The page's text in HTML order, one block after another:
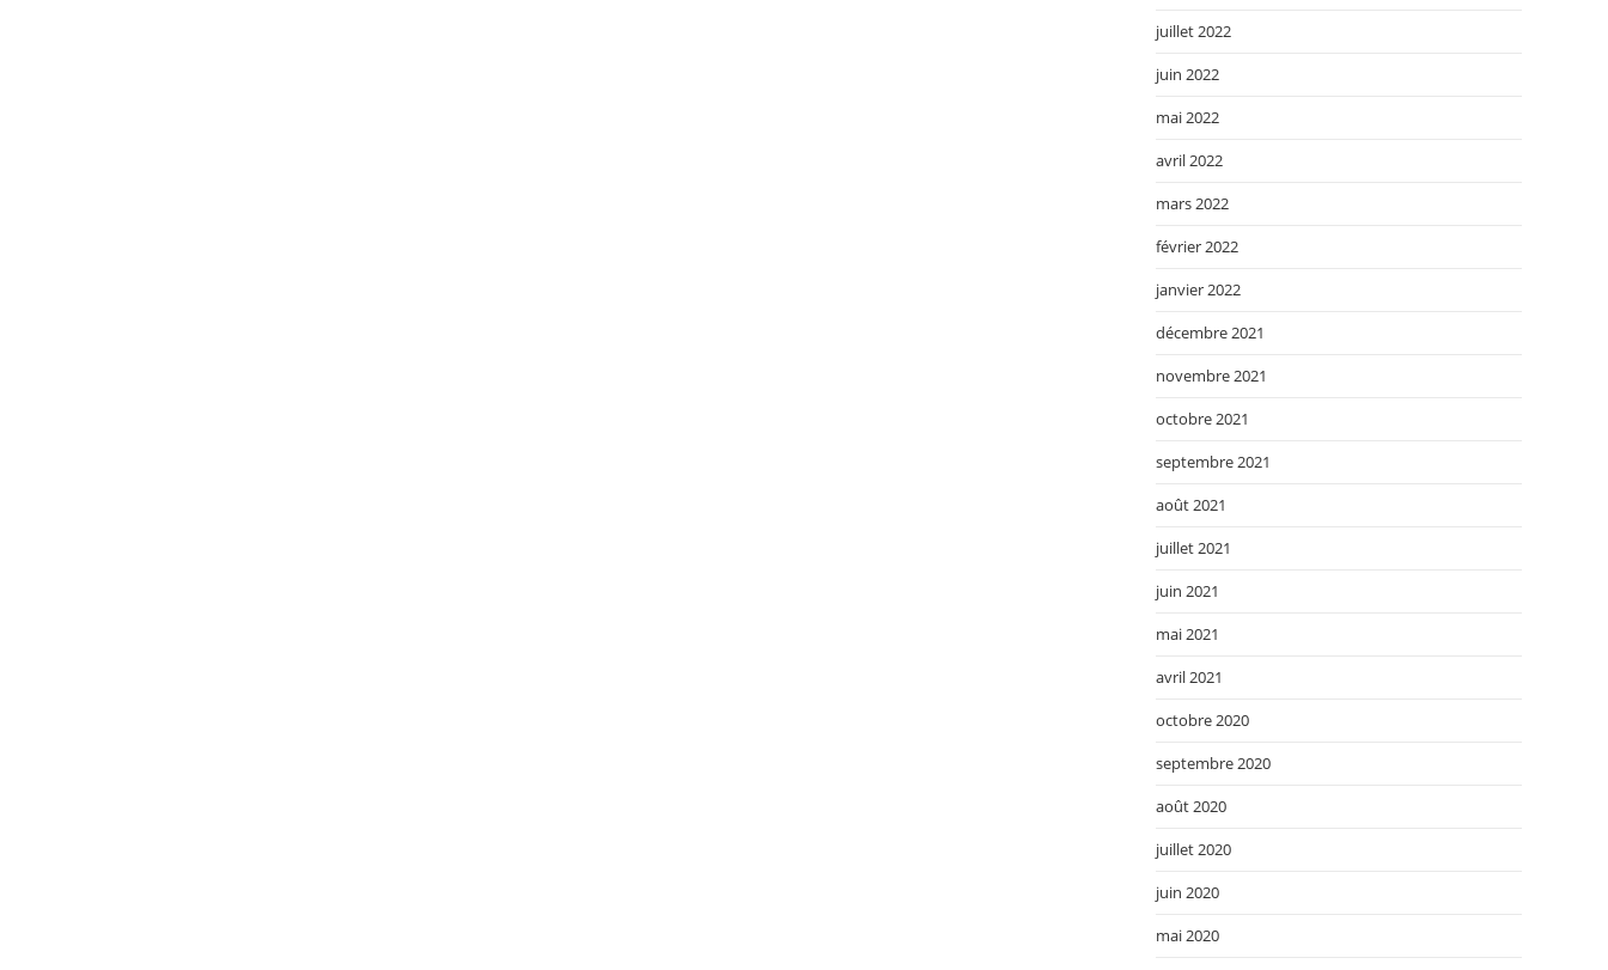
juillet 2022
juin 2022
mai 2022
avril 2022
mars 2022
février 2022
janvier 2022
décembre 2021
novembre 2021
octobre 2021
septembre 2021
août 2021
juillet 2021
juin 2021
mai 2021
avril 2021
octobre 2020
septembre 2020
août 2020
juillet 2020
juin 2020
mai 2020